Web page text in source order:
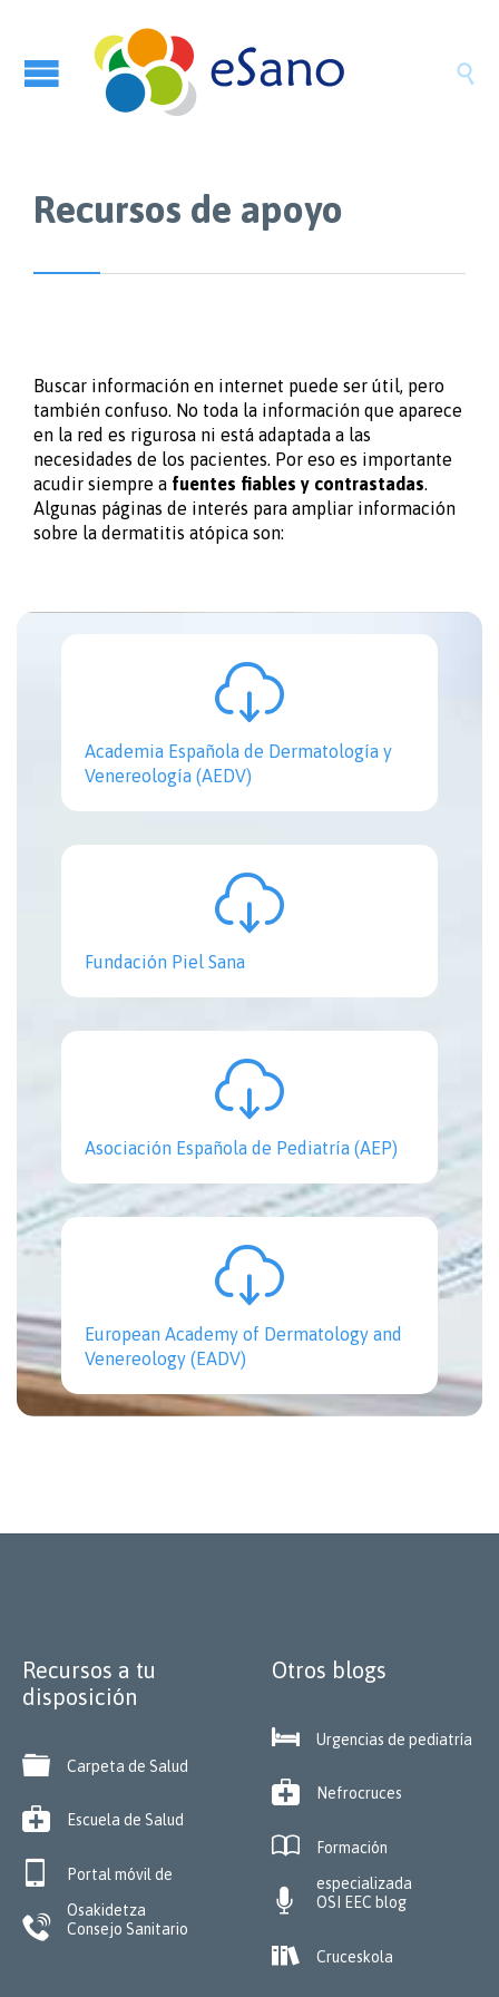

Recursos de apoyo
Buscar información en internet puede ser útil, pero
también confuso. No toda la información que aparece
en la red es rigurosa ni está adaptada a las
necesidades de los pacientes. Por eso es importante
acudir siempre a fuentes fiables y contrastadas.
Algunas páginas de interés para ampliar información
sobre la dermatitis atópica son:

Academia Española de Dermatología y
Venereología (AEDV)

Fundación Piel Sana

Asociación Española de Pediatría (AEP)

European Academy of Dermatology and
Venereology (EADV)
Recursos a tu
disposición
 Carpeta de Salud
 Escuela de Salud

Portal móvil de
Osakidetza
 Consejo Sanitario
Otros blogs
 Urgencias de pediatría
 Nefrocruces

Formación
especializada
 OSI EEC blog
 Cruceskola